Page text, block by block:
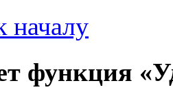
началу
функция